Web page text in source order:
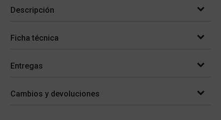
Descripción
Ficha técnica
Entregas
Cambios y devoluciones